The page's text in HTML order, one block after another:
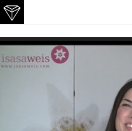
Saltar
al
contenido